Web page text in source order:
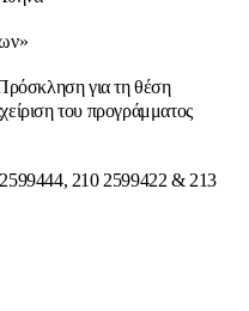
για τη θέση
του προγράμματος
2599444, 210 2599422 & 213